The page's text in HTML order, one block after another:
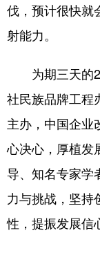
伐，预计很快就
射能力。
为期三天的
社民族品牌工程
主办，中国企业
心决心，厚植发
导、知名专家学
力与挑战，坚持
性，提振发展信